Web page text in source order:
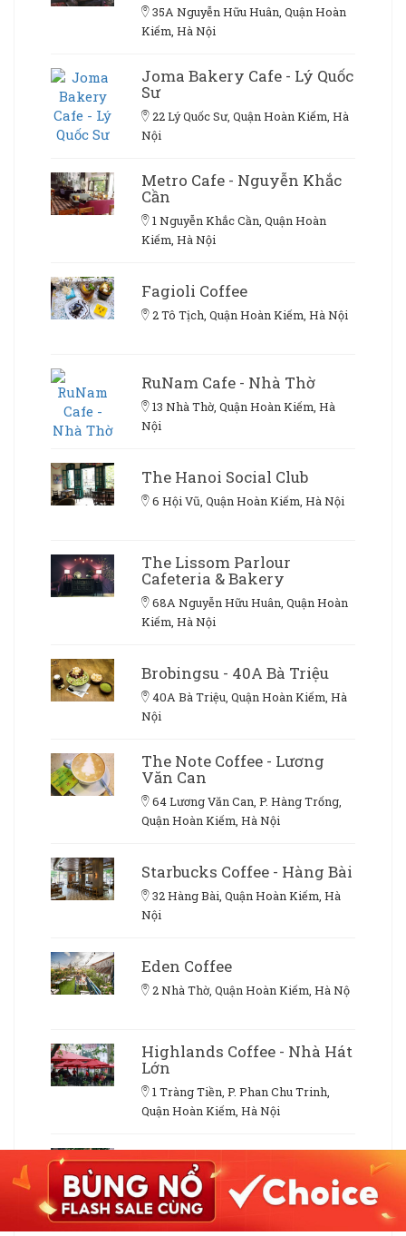
35A Nguyễn Hữu Huân, Quận Hoàn
Kiếm, Hà Nội
Joma Bakery Cafe - Lý Quốc
Sư
22 Lý Quốc Sư, Quận Hoàn Kiếm, Hà
Nội
Metro Cafe - Nguyễn Khắc
Cần
1 Nguyễn Khắc Cần, Quận Hoàn
Kiếm, Hà Nội
Fagioli Coffee
2 Tô Tịch, Quận Hoàn Kiếm, Hà Nội
RuNam Cafe - Nhà Thờ
13 Nhà Thờ, Quận Hoàn Kiếm, Hà
Nội
The Hanoi Social Club
6 Hội Vũ, Quận Hoàn Kiếm, Hà Nội
The Lissom Parlour
Cafeteria & Bakery
68A Nguyễn Hữu Huân, Quận Hoàn
Kiếm, Hà Nội
Brobingsu - 40A Bà Triệu
40A Bà Triệu, Quận Hoàn Kiếm, Hà
Nội
The Note Coffee - Lương
Văn Can
64 Lương Văn Can, P. Hàng Trống,
Quận Hoàn Kiếm, Hà Nội
Starbucks Coffee - Hàng Bài
32 Hàng Bài, Quận Hoàn Kiếm, Hà
Nội
Eden Coffee
2 Nhà Thờ, Quận Hoàn Kiếm, Hà Nộ
Highlands Coffee - Nhà Hát
Lớn
1 Tràng Tiền, P. Phan Chu Trinh,
Quận Hoàn Kiếm, Hà Nội
Nhà 9NKC Fusion
Restaurant & Cafeteria
9 Nguyễn Khắc Cần, Quận Hoàn
Kiếm, Hà Nội